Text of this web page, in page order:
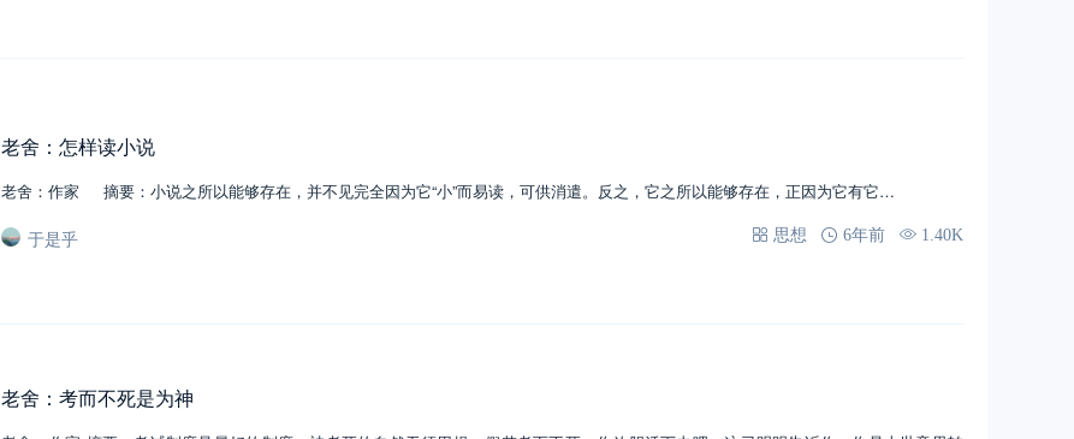
老舍：怎样读小说
老舍：作家 摘要：小说之所以能够存在，并不见完全因为它“小”而易读，可供消遣。反之，它之所以能够存在，正因为它有它…
于是乎 思想 6年前 1.40K
老舍：考而不死是为神